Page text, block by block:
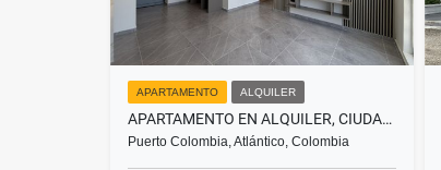
APARTAMENTO ALQUILER
APARTAMENTO EN ALQUILER, CIUDAD MALLORQUÍN
Puerto Colombia, Atlántico, Colombia